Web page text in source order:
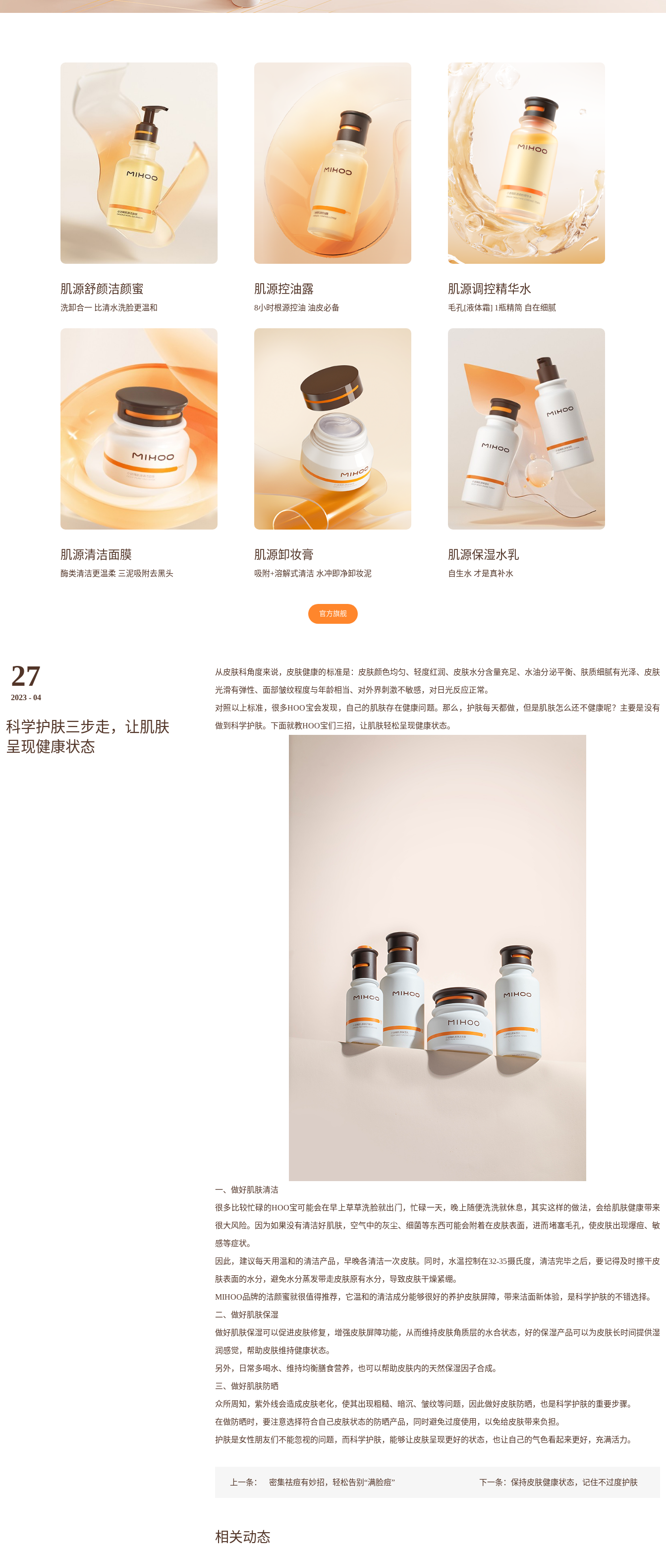
肌源舒颜洁颜蜜
洗卸合一 比清水洗脸更温和
肌源控油露
8小时根源控油 油皮必备
肌源调控精华水
毛孔[液体霜] 1瓶精简 自在细腻
肌源清洁面膜
酶类清洁更温柔 三泥吸附去黑头
肌源卸妆膏
吸附+溶解式清洁 水冲即净卸妆泥
肌源保湿水乳
自生水 才是真补水
官方旗舰
27
2023 - 04
科学护肤三步走，让肌肤
呈现健康状态
从皮肤科角度来说，皮肤健康的标准是：皮肤颜色均匀、轻度红润、皮肤水分含量充足、水油分泌平衡、肤质细腻有光泽、皮肤
光滑有弹性、面部皱纹程度与年龄相当、对外界刺激不敏感，对日光反应正常。
对照以上标准，很多HOO宝会发现，自己的肌肤存在健康问题。那么，护肤每天都做，但是肌肤怎么还不健康呢？主要是没有
做到 科学护肤。下面就教HOO宝们三招，让肌肤轻松呈现健康状态。
一、做好肌肤清洁
很多比较忙碌的HOO宝可能会在早上草草洗脸就出门，忙碌一天，晚上随便洗洗就休息，其实这样的做法，会给肌肤健康带来
很大风险。因为如果没有清洁好肌肤，空气中的灰尘、细菌等东西可能会附着在皮肤表面，进而堵塞毛孔，使皮肤出现爆痘、敏
感等症状。
因此，建议每天用温和的清洁产品，早晚各清洁一次皮肤。同时，水温控制在32-35摄氏度，清洁完毕之后，要记得及时擦干皮
肤表面的水分，避免水分蒸发带走皮肤原有水分，导致皮肤干燥紧绷。
MIHOO品牌的洁颜蜜就很值得推荐，它温和的清洁成分能够很好的养护皮肤屏障，带来洁面新体验，是科学护肤的不错选择。
二、做好肌肤保湿
做好肌肤保湿可以促进皮肤修复，增强皮肤屏障功能，从而维持皮肤角质层的水合状态，好的保湿产品可以为皮肤长时间提供湿
润感觉，帮助皮肤维持健康状态。
另外，日常多喝水、维持均衡膳食营养，也可以帮助皮肤内的天然保湿因子合成。
三、做好肌肤防晒
众所周知，紫外线会造成皮肤老化，使其出现粗糙、暗沉、皱纹等问题，因此做好皮肤防晒，也是科学护肤的重要步骤。
在做防晒时，要注意选择符合自己皮肤状态的防晒产品，同时避免过度使用，以免给皮肤带来负担。
护肤是女性朋友们不能忽视的问题，而科学护肤，能够让皮肤呈现更好的状态，也让自己的气色看起来更好，充满活力。
上一条： 密集祛痘有妙招，轻松告别“满脸痘” 下一条： 保持皮肤健康状态，记住不过度护肤
相关动态